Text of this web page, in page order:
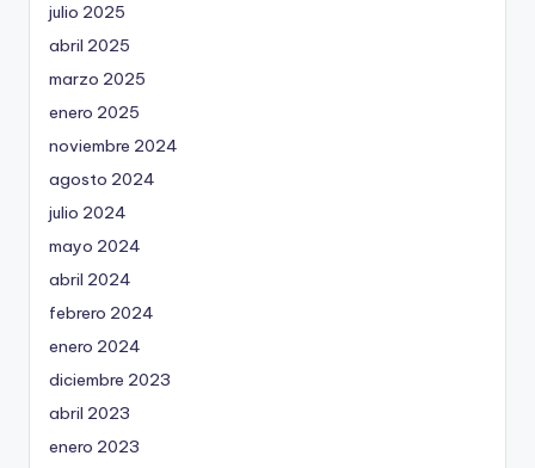
julio 2025
abril 2025
marzo 2025
enero 2025
noviembre 2024
agosto 2024
julio 2024
mayo 2024
abril 2024
febrero 2024
enero 2024
diciembre 2023
abril 2023
enero 2023